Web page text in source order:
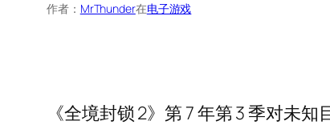
作者： MrThunder在电子游戏
《全境封锁 2》第 7 年第 3 季对未